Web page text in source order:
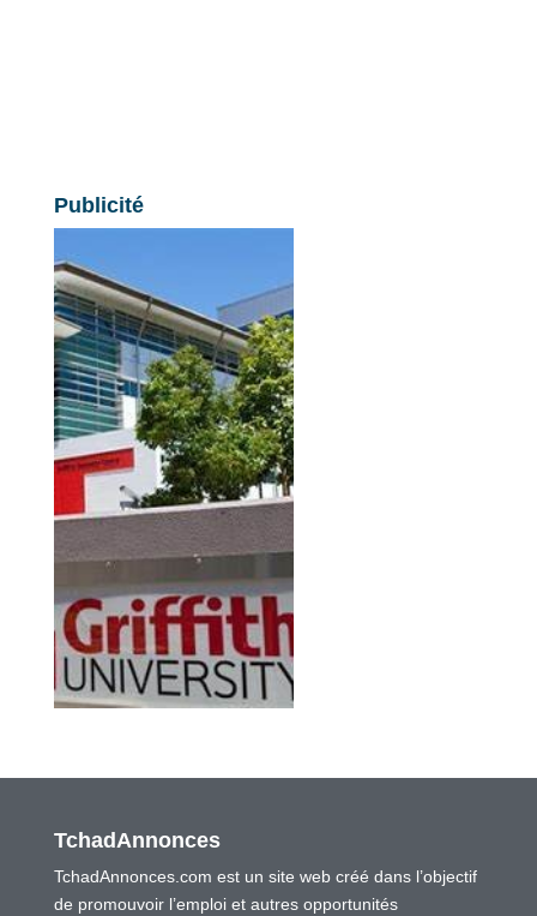
Publicité
TchadAnnonces
TchadAnnonces.com est un site web créé dans l’objectif
de promouvoir l’emploi et autres opportunités